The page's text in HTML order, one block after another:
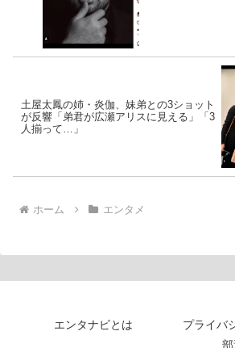
土屋太鳳の姉・炎伽、妹弟との3ショット
が反響「弟君が広瀬アリスに見える」「3
人揃って…」
ホーム エンタメ
エンタナビとは
プライバ
部